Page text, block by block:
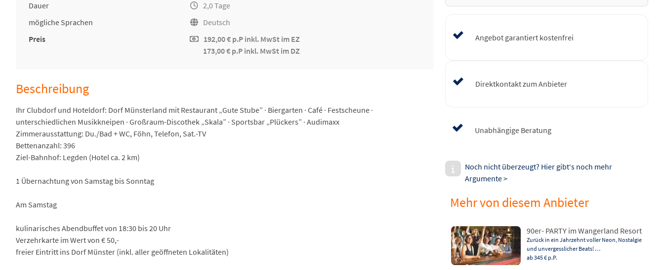
Dauer
2,0 Tage
mögliche Sprachen
Deutsch
Preis
192,00 € p.P inkl. MwSt im EZ
173,00 € p.P inkl. MwSt im DZ
Beschreibung
Ihr Clubdorf und Hoteldorf: Dorf Münsterland mit Restaurant „Gute Stube” · Biergarten · Café · Festscheune ·
unterschiedlichen Musikkneipen · Großraum-Discothek „Skala” · Sportsbar „Plückers” · Audimaxx
Zimmerausstattung: Du./Bad + WC, Föhn, Telefon, Sat.-TV
Bettenanzahl: 396
Ziel-Bahnhof: Legden (Hotel ca. 2 km)
1 Übernachtung von Samstag bis Sonntag
Am Samstag
kulinarisches Abendbuffet von 18:30 bis 20 Uhr
Verzehrkarte im Wert von € 50,-
freier Eintritt ins Dorf Münster (inkl. aller geöffneten Lokalitäten)
Angebot garantiert kostenfrei
Direktkontakt zum Anbieter
Unabhängige Beratung
Noch nicht überzeugt? Hier gibt‘s noch mehr
Argumente >
Mehr von diesem Anbieter
90er- PARTY im Wangerland Resort
Zurück in ein Jahrzehnt voller Neon, Nostalgie
und unvergesslicher Beats! …
ab 345 € p.P.